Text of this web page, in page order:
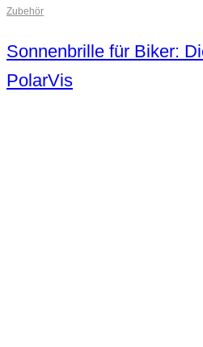
Zubehör
Sonnenbrille für Biker:
PolarVis